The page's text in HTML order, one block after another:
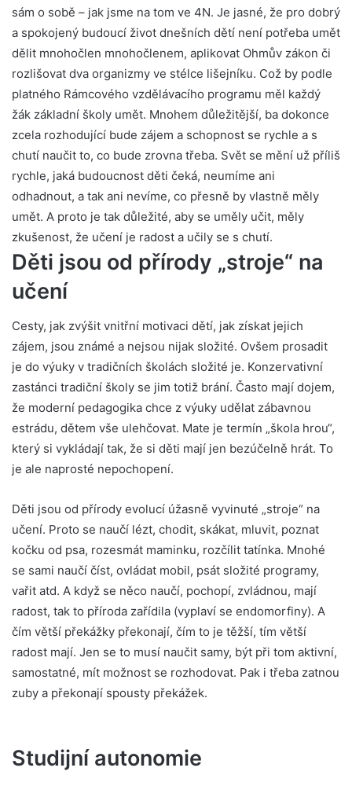
sám o sobě – jak jsme na tom ve 4N. Je jasné, že pro dobrý
a spokojený budoucí život dnešních dětí není potřeba umět
dělit mnohočlen mnohočlenem, aplikovat Ohmův zákon či
rozlišovat dva organizmy ve stélce lišejníku. Což by podle
platného Rámcového vzdělávacího programu měl každý
žák základní školy umět. Mnohem důležitější, ba dokonce
zcela rozhodující bude zájem a schopnost se rychle a s
chutí naučit to, co bude zrovna třeba. Svět se mění už příliš
rychle, jaká budoucnost děti čeká, neumíme ani
odhadnout, a tak ani nevíme, co přesně by vlastně měly
umět. A proto je tak důležité, aby se uměly učit, měly
zkušenost, že učení je radost a učily se s chutí.
Děti jsou od přírody „stroje“ na
učení
Cesty, jak zvýšit vnitřní motivaci dětí, jak získat jejich
zájem, jsou známé a nejsou nijak složité. Ovšem prosadit
je do výuky v tradičních školách složité je. Konzervativní
zastánci tradiční školy se jim totiž brání. Často mají dojem,
že moderní pedagogika chce z výuky udělat zábavnou
estrádu, dětem vše ulehčovat. Mate je termín „škola hrou“,
který si vykládají tak, že si děti mají jen bezúčelně hrát. To
je ale naprosté nepochopení.
Děti jsou od přírody evolucí úžasně vyvinuté „stroje“ na
učení. Proto se naučí lézt, chodit, skákat, mluvit, poznat
kočku od psa, rozesmát maminku, rozčílit tatínka. Mnohé
se sami naučí číst, ovládat mobil, psát složité programy,
vařit atd. A když se něco naučí, pochopí, zvládnou, mají
radost, tak to příroda zařídila (vyplaví se endomorfiny). A
čím větší překážky překonají, čím to je těžší, tím větší
radost mají. Jen se to musí naučit samy, být při tom aktivní,
samostatné, mít možnost se rozhodovat. Pak i třeba zatnou
zuby a překonají spousty překážek.
Studijní autonomie